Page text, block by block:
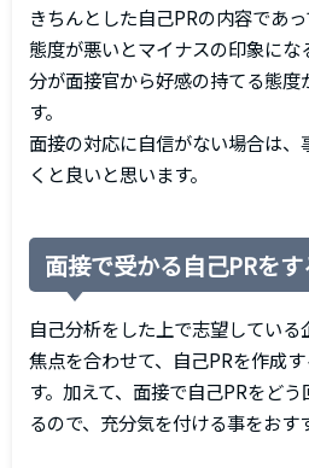
きちんとした自己PRの内容であ
態度が悪いとマイナスの印象にな
分が面接官から好感の持てる態
す。
面接の対応に自信がない場合は
くと良いと思います。
面接で受かる自己PRを
自己分析をした上で志望してい
焦点を合わせて、自己PRを作成
す。加えて、面接で自己PRをど
るので、充分気を付ける事をおす